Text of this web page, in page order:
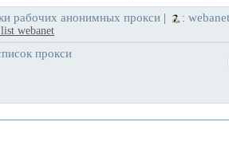
рабочих анонимных прокси : webanet
webanet
прокси